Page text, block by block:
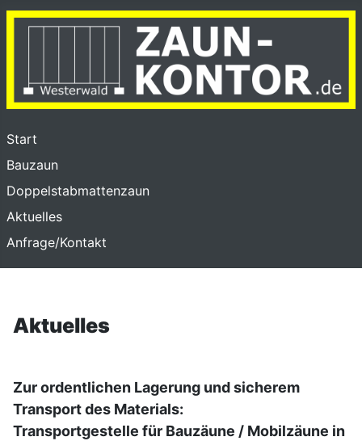
Start
Bauzaun
Doppelstabmattenzaun
Aktuelles
Anfrage/Kontakt
Aktuelles
Zur ordentlichen Lagerung und sicherem
Transport des Materials:
Transportgestelle für Bauzäune / Mobilzäune in